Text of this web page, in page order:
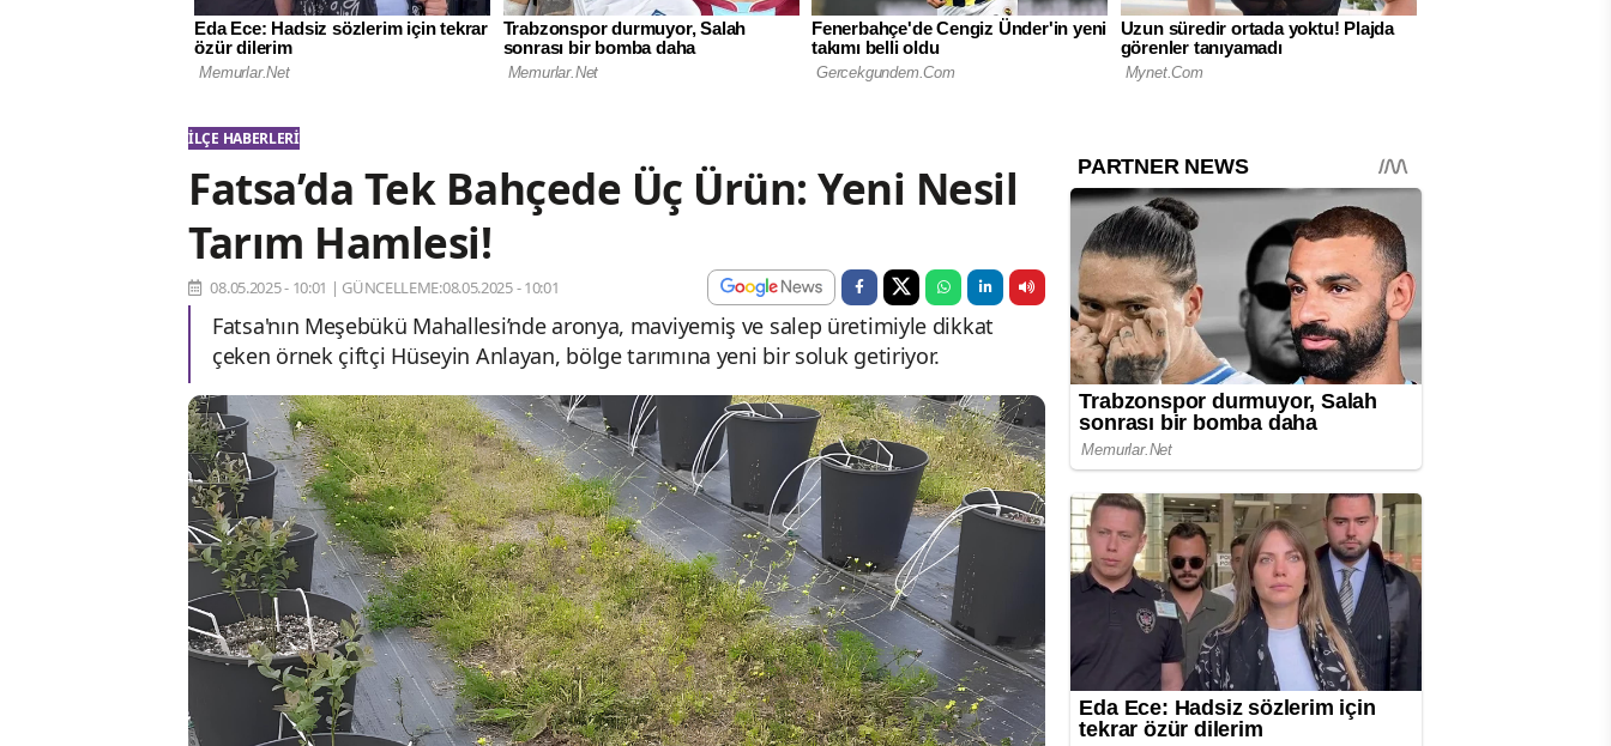
İLÇE HABERLERI
Fatsa’da Tek Bahçede Üç Ürün: Yeni Nesil
Tarım Hamlesi!
08.05.2025 - 10:01 | GÜNCELLEME:08.05.2025 - 10:01
Fatsa'nın Meşebükü Mahallesi’nde aronya, maviyemiş ve salep üretimiyle dikkat
çeken örnek çiftçi Hüseyin Anlayan, bölge tarımına yeni bir soluk getiriyor.